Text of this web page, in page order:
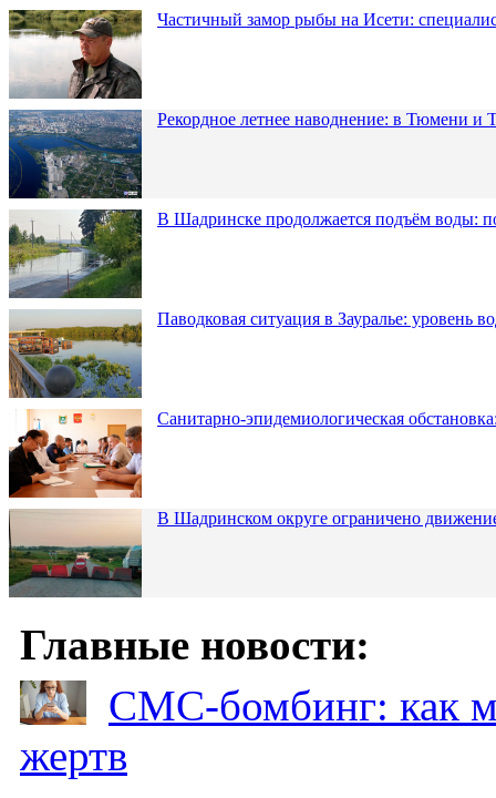
Частичный замор рыбы на Исети:
Рекордное летнее наводнение: в Тюмени и
В Шадринске продолжается подъём воды:
Паводковая ситуация в Зауралье: уровень
Санитарно-эпидемиологическая
В Шадринском округе ограничено
Главные новости:
СМС-бомбинг: как
жертв